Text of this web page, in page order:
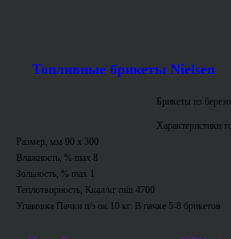
Топливные брикеты Nielsen
Брикеты из
Характеристики
Размер, мм 90 х 300
Влажность, % max 8
Зольность, % max 1
Теплотворность, Ккал/кг min 4700
Упаковка Пачки п/э ок.10 кг. В пачке 5-8 брикетов